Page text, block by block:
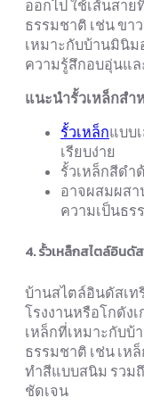
ออกไป ใช้เส้นสา
ธรรมชาติ เช่น ขา
เหมาะกับบ้านมินิ
ความรู้สึกอบอุ่นแล
แนะนำรั้วเหล็กส
รั้วเหล็กแบบ
เรียบง่าย
รั้วเหล็กสีดำ
อาจผสมผสา
ความเป็นธร
4. รั้วเหล็กสไตล์อิน
บ้านสไตล์อินดัสเท
โรงงานหรือโกดัง
เหล็กที่เหมาะกับบ้
ธรรมชาติ เช่น เห
ทำสีแบบสนิม รวม
ชัดเจน